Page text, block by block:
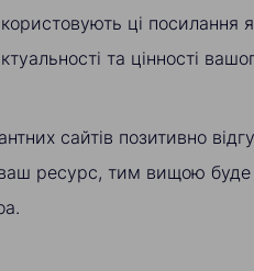
ці посилання
та цінності
сайтів позитивно
ресурс, тим вищою буде